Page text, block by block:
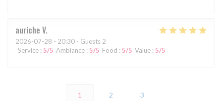
auriche V
2026-07-28 - 20:30 - Guests 2
Service : 5/5 Ambiance : 5/5 Food : 5/5 Value : 5/5
1 2 3